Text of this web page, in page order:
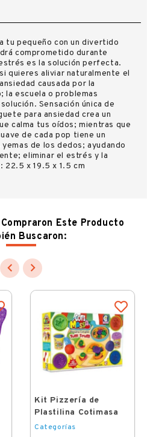
tu pequeño con un divertido
comprometido durante
es la solución perfecta.
quieres aliviar naturalmente el
causada por la
la escuela o problemas
Sensación única de
para ansiedad crea un
calma tus oídos; mientras que
de cada pop tiene un
de los dedos; ayudando
eliminar el estrés y la
22.5 x 19.5 x 1.5 cm
Este Producto
Buscaron:
 
Kit Pizzería de
Plastilina Cotimasa
Categorías